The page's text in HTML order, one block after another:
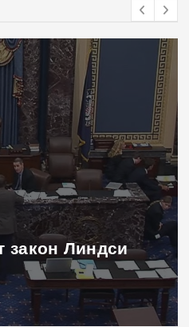
закон Линдси